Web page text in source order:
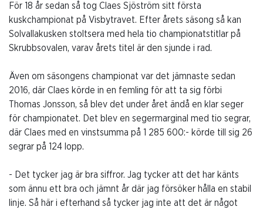
För 18 år sedan så tog Claes Sjöström sitt första
kuskchampionat på Visbytravet. Efter årets säsong så kan
Solvallakusken stoltsera med hela tio championatstitlar på
Skrubbsovalen, varav årets titel är den sjunde i rad.
Även om säsongens championat var det jämnaste sedan
2016, där Claes körde in en femling för att ta sig förbi
Thomas Jonsson, så blev det under året ändå en klar seger
för championatet. Det blev en segermarginal med tio segrar,
där Claes med en vinstsumma på 1 285 600:- körde till sig 26
segrar på 124 lopp.
- Det tycker jag är bra siffror. Jag tycker att det har känts
som ännu ett bra och jämnt år där jag försöker hålla en stabil
linje. Så här i efterhand så tycker jag inte att det är något